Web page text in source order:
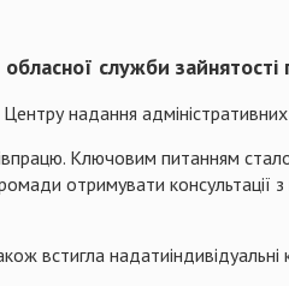
служби
надання
Ключовим питанням
отримувати консультації
встигла